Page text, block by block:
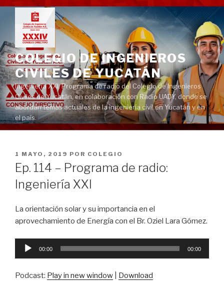
Ir
contenido
COLEGIO DE INGENIEROS
CIVILES DE YUCATÁN
Ingeniería XXI. Programa de radio del Colegio de Ingenieros
Civiles de Yucatán, en colaboración con Radio UADY, donde se
abordan temas actuales de la ingeniería civil en Yucatán y en
el país.
PUBLICADO
EN
1 MAYO, 2019 POR COLEGIO
Ep. 114 – Programa de radio:
Ingeniería XXI
La orientación solar y su importancia en el
aprovechamiento de Energía con el Br. Oziel Lara Gómez.
Reproductor
00:00 00:00
Podcast: Play in new window Download